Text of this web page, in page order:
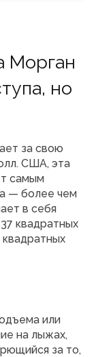
Морган
но
за свою
США, эта
самым
— более чем
в себя
квадратных
или
на лыжах,
за то,